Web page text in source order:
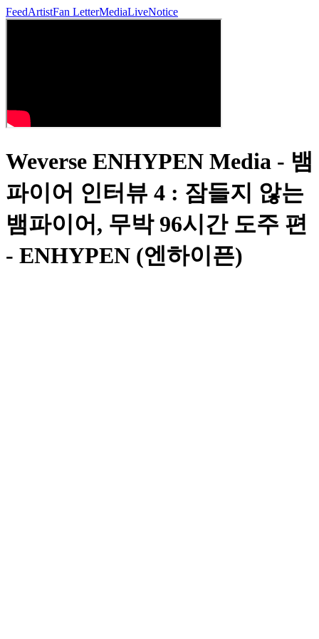
FeedArtistFan LetterMediaLiveNotice
Weverse ENHYPEN Media - 뱀
파이어 인터뷰 4 : 잠들지 않는
뱀파이어, 무박 96시간 도주 편
- ENHYPEN (엔하이픈)